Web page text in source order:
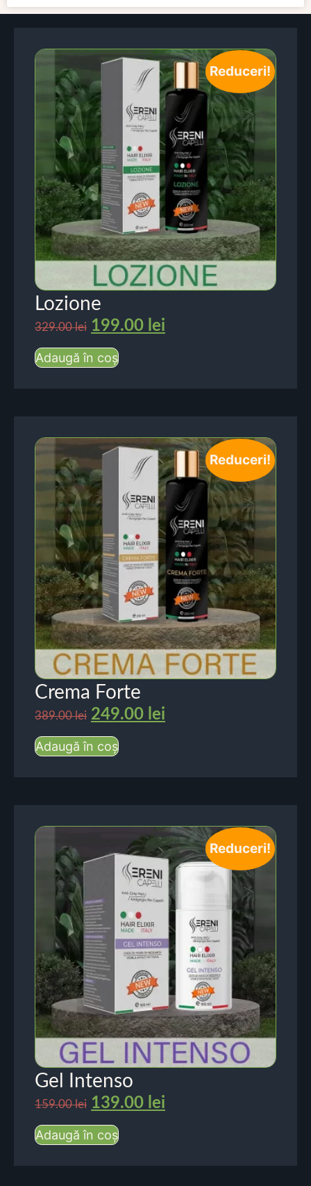
Reduceri!
Lozione
329.00lei 199.00 lei
Adaugă în coș
Reduceri!
Crema Forte
389.00lei 249.00 lei
Adaugă în coș
Reduceri!
Gel Intenso
159.00lei 139.00 lei
Adaugă în coș